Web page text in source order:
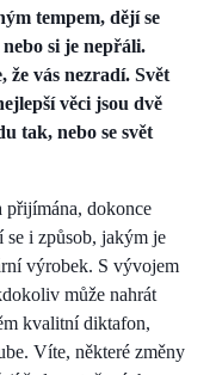
tempem, dějí se
si je nepřáli.
že vás nezradí. Svět
věci jsou dvě
tak, nebo se svět
přijímána, dokonce
i způsob, jakým je
výrobek. S vývojem
může nahrát
kvalitní diktafon,
Víte, některé změny